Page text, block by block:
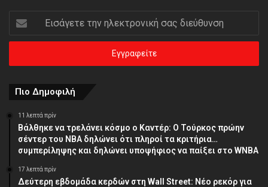
Εισάγετε
την
ηλεκτρονική
διεύθυνση
Πιο Δημοφιλή
11 λεπτά πρίν
Βάλθηκε να τρελάνει κόσμο ο Καντέρ: Ο Τούρκος πρώην
σέντερ του NBA δηλώνει ότι πληροί τα κριτήρια…
συμπερίληψης και δηλώνει υποψήφιος να παίξει στο WNBA
17 λεπτά πρίν
Δεύτερη εβδομάδα κερδών στη Wall Street: Νέο ρεκόρ για